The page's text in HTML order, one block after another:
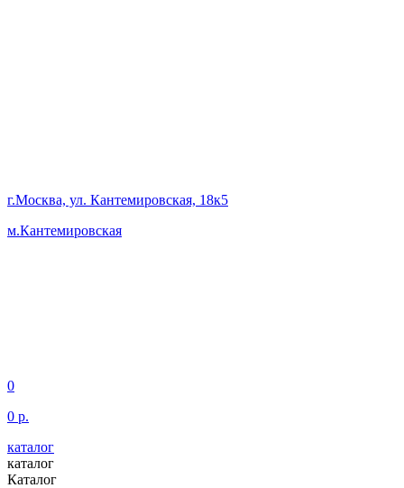
г.Москва, ул. Кантемировская, 18к5
м.Кантемировская
0
0 р.
каталог
каталог
Каталог